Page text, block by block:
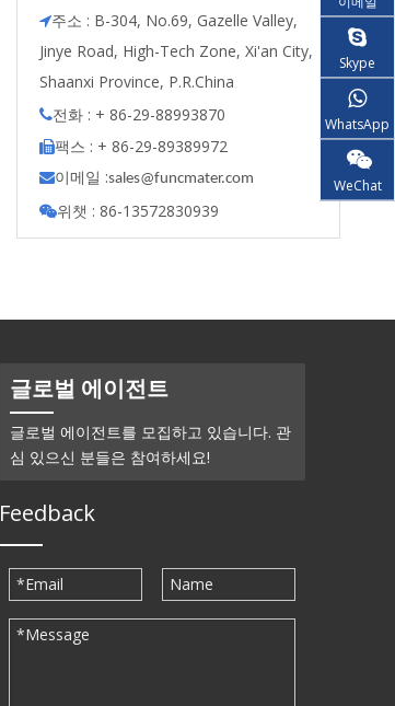
주소 : B-304, No.69, Gazelle Valley,
Jinye Road, High-Tech Zone, Xi'an City,
Shaanxi Province, P.R.China
전화 : + 86-29-88993870
팩스 : + 86-29-89389972
이메일 :sales@funcmater.com
위챗 : 86-13572830939
Skype
WhatsApp
WeChat
글로벌 에이전트
글로벌 에이전트를 모집하고 있습니다. 관
심 있으신 분들은 참여하세요!
Feedback